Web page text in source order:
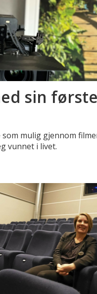
sin
mulig gjennom
vunnet i livet.